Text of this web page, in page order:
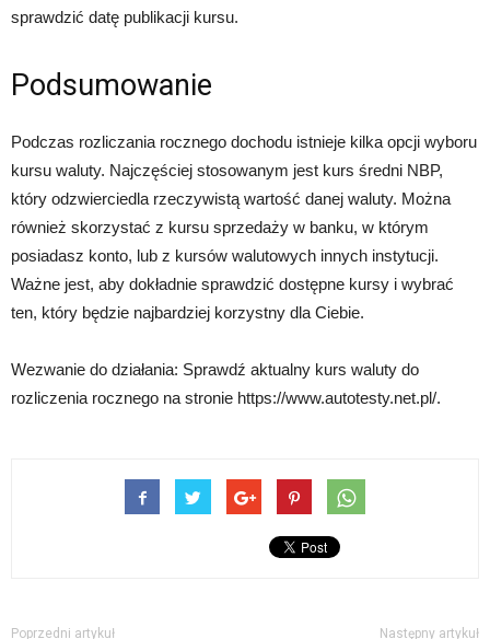
sprawdzić datę publikacji kursu.
Podsumowanie
Podczas rozliczania rocznego dochodu istnieje kilka opcji wyboru
kursu waluty. Najczęściej stosowanym jest kurs średni NBP,
który odzwierciedla rzeczywistą wartość danej waluty. Można
również skorzystać z kursu sprzedaży w banku, w którym
posiadasz konto, lub z kursów walutowych innych instytucji.
Ważne jest, aby dokładnie sprawdzić dostępne kursy i wybrać
ten, który będzie najbardziej korzystny dla Ciebie.
Wezwanie do działania: Sprawdź aktualny kurs waluty do
rozliczenia rocznego na stronie https://www.autotesty.net.pl/.
Poprzedni artykuł Następny artykuł